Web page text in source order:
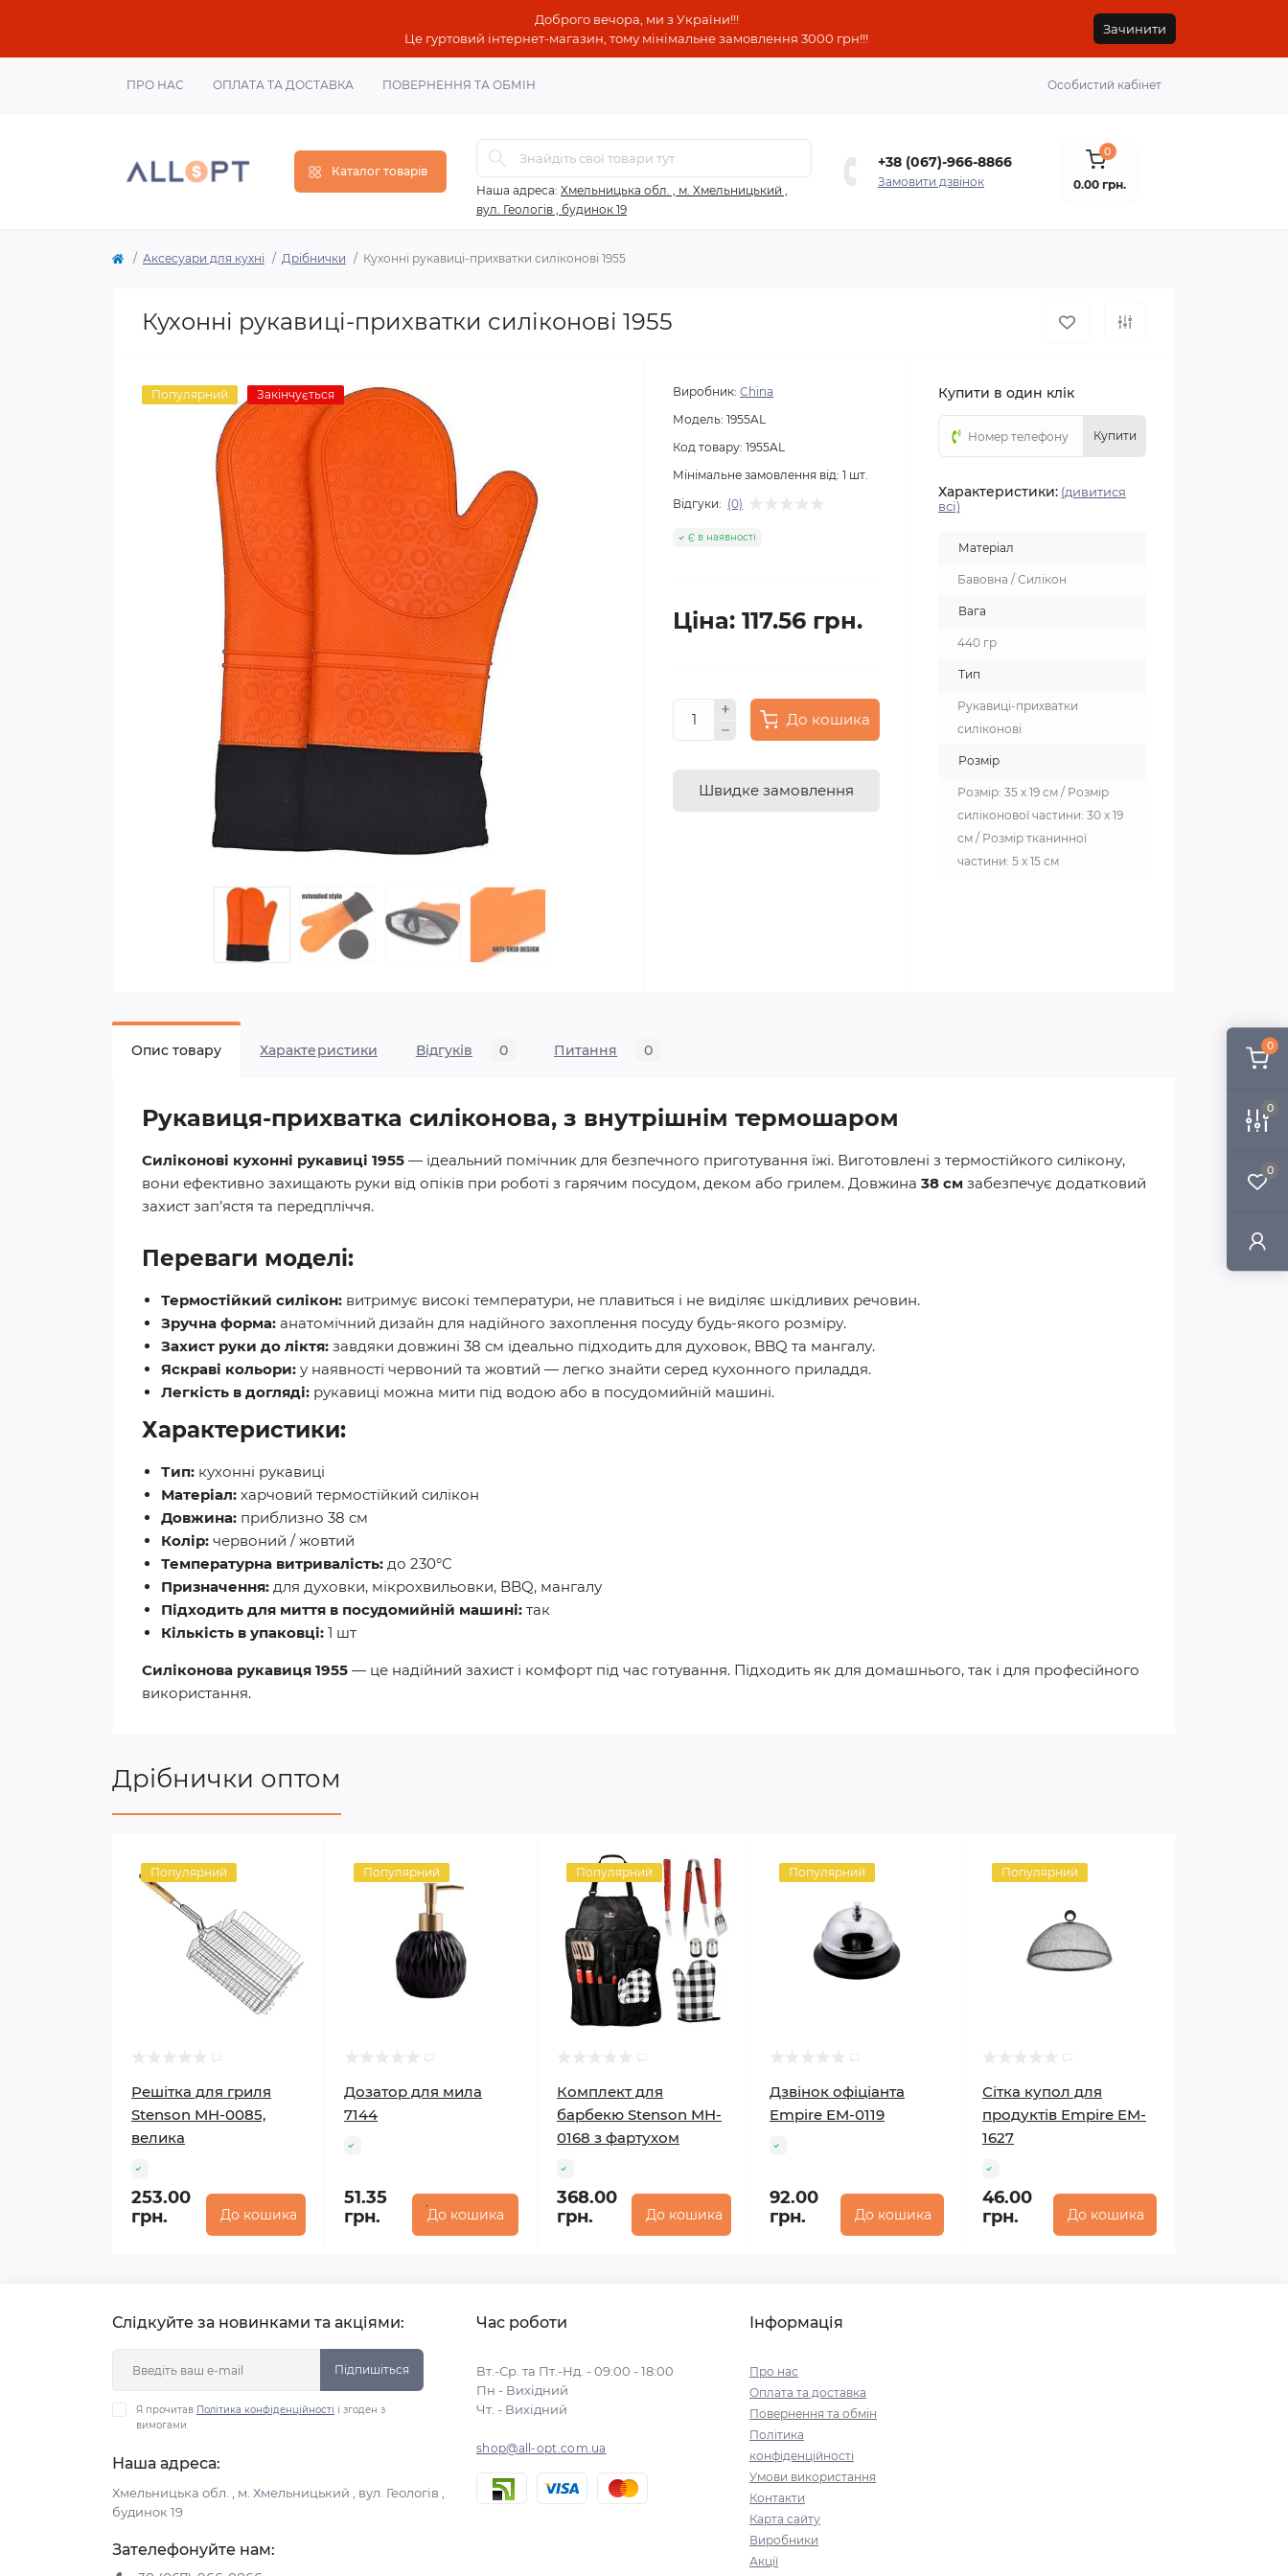
0
0
0
Доброго вечора, ми з України!!!
Це гуртовий інтернет-магазин, тому мінімальне замовлення 3000 грн!!!
Зачинити
ПРО НАС ОПЛАТА ТА ДОСТАВКА ПОВЕРНЕННЯ ТА ОБМІН Особистий кабінет
Каталог товарів
Наша адреса: Хмельницька обл. , м. Хмельницький ,
вул. Геологів , будинок 19
+38 (067)-966-8866
Замовити дзвінок
0
0.00 грн.
Аксесуари для кухні Дрібнички Кухонні рукавиці-прихватки силіконові 1955
Кухонні рукавиці-прихватки силіконові 1955
Популярний Закінчується Виробник: China
Модель: 1955AL
Код товару: 1955AL
Мінімальне замовлення від: 1 шт.
Відгуки: (0)
Є в наявності
Ціна: 117.56 грн.
До кошика
Швидке замовлення
Купити в один клік
Купити
Характеристики: (дивитися
всі)
Матеріал
Бавовна / Силікон
Вага
440 гр
Тип
Рукавиці-прихватки
силіконові
Розмір
Розмір: 35 х 19 см / Розмір
силіконової частини: 30 х 19
см / Розмір тканинної
частини: 5 х 15 см
Опис товару Характеристики Відгуків 0 Питання 0
Рукавиця-прихватка силіконова, з внутрішнім термошаром
Силіконові кухонні рукавиці 1955 — ідеальний помічник для безпечного приготування їжі. Виготовлені з термостійкого силікону,
вони ефективно захищають руки від опіків при роботі з гарячим посудом, деком або грилем. Довжина 38 см забезпечує додатковий
захист зап’ястя та передпліччя.
Переваги моделі:
Термостійкий силікон: витримує високі температури, не плавиться і не виділяє шкідливих речовин.
Зручна форма: анатомічний дизайн для надійного захоплення посуду будь-якого розміру.
Захист руки до ліктя: завдяки довжині 38 см ідеально підходить для духовок, BBQ та мангалу.
Яскраві кольори: у наявності червоний та жовтий — легко знайти серед кухонного приладдя.
Легкість в догляді: рукавиці можна мити під водою або в посудомийній машині.
Характеристики:
Тип: кухонні рукавиці
Матеріал: харчовий термостійкий силікон
Довжина: приблизно 38 см
Колір: червоний / жовтий
Температурна витривалість: до 230°C
Призначення: для духовки, мікрохвильовки, BBQ, мангалу
Підходить для миття в посудомийній машині: так
Кількість в упаковці: 1 шт
Силіконова рукавиця 1955 — це надійний захист і комфорт під час готування. Підходить як для домашнього, так і для професійного
використання.
Дрібнички оптом
Популярний
Решітка для гриля
Stenson MH-0085,
велика
253.00
грн.
До кошика
Популярний
Дозатор для мила
7144
51.35
грн.
До кошика
Популярний
Комплект для
барбекю Stenson MH-
0168 з фартухом
368.00
грн.
До кошика
Популярний
Дзвінок офіціанта
Empire EM-0119
92.00
грн.
До кошика
Популярний
Сітка купол для
продуктів Empire EM-
1627
46.00
грн.
До кошика
Слідкуйте за новинками та акціями:
Підпишіться
Я прочитав Політика конфіденційності і згоден з
вимогами
Наша адреса:
Хмельницька обл. , м. Хмельницький , вул. Геологів ,
будинок 19
Зателефонуйте нам:
Час роботи
Вт.-Ср. та Пт.-Нд. - 09:00 - 18:00
Пн - Вихідний
Чт. - Вихідний
shop@all-opt.com.ua
Інформація
Про нас
Оплата та доставка
Повернення та обмін
Політика
конфіденційності
Умови використання
Контакти
Карта сайту
Виробники
Акції